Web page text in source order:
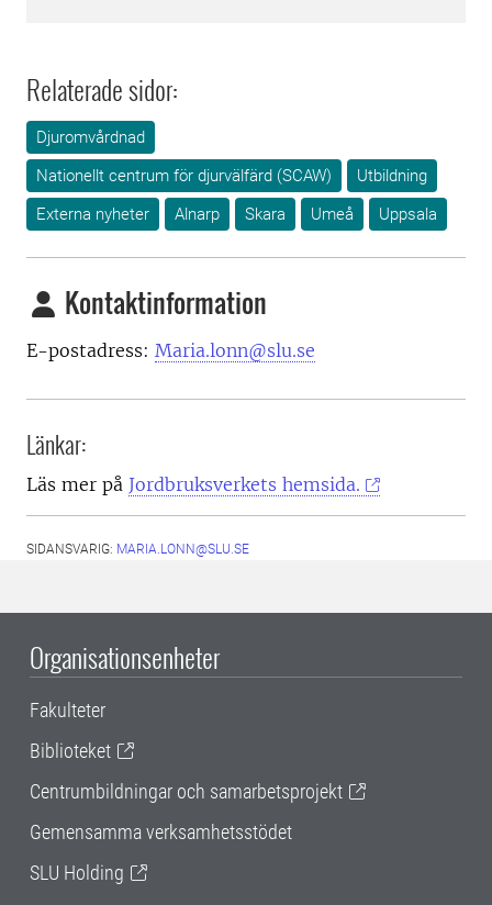
Relaterade sidor:
Djuromvårdnad
Nationellt centrum för djurvälfärd (SCAW)
Utbildning
Externa nyheter
Alnarp Skara Umeå Uppsala
Kontaktinformation
E-postadress: Maria.lonn@slu.se
Länkar:
Läs mer på Jordbruksverkets hemsida.
SIDANSVARIG: MARIA.LONN@SLU.SE
Organisationsenheter
Fakulteter
Biblioteket
Centrumbildningar och samarbetsprojekt
Gemensamma verksamhetsstödet
SLU Holding